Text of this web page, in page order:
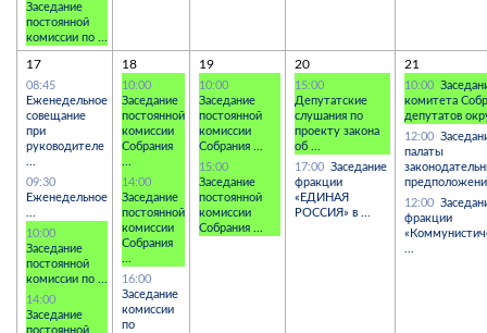
Заседание
постоянной
комиссии по ...
17
08:45
Еженедельное
совещание
при
руководителе
09:30
Еженедельное
10:00
Заседание
постоянной
комиссии по ...
14:00
Заседание
постоянной
18
10:00
Заседание
постоянной
комиссии
Собрания
14:00
Заседание
постоянной
комиссии
Собрания
16:00
Заседание
комиссии
по
19
10:00
Заседание
постоянной
комиссии
Собрания ...
15:00
Заседание
постоянной
комиссии
Собрания ...
20
15:00
Депутатские
слушания по
проекту закона
об ...
17:00 Заседание
фракции
«ЕДИНАЯ
РОССИЯ» в ...
21
10:00
комитета
депутатов
12:00
палаты
12:00
фракции